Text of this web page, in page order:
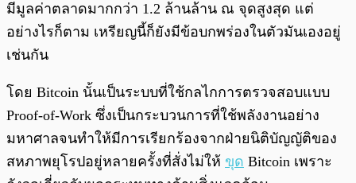
มีมูลค่าตลาดมากกว่า 1.2 ล้านล้าน ณ จุดสูงสุด แต่
อย่างไรก็ตาม เหรียญนี้ก็ยังมีข้อบกพร่องในตัวมันเองอยู่
เช่นกัน
โดย Bitcoin นั้นเป็นระบบที่ใช้กลไกการตรวจสอบแบบ
Proof-of-Work ซึ่งเป็นกระบวนการที่ใช้พลังงานอย่าง
มหาศาลจนทำให้มีการเรียกร้องจากฝ่ายนิติบัญญัติของ
สหภาพยุโรปอยู่หลายครั้งที่สั่งไม่ให้ ขุด Bitcoin เพราะ